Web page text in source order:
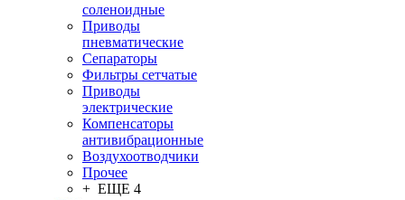
соленоидные
Приводы
пневматические
Сепараторы
Фильтры сетчатые
Приводы
электрические
Компенсаторы
антивибрационные
Воздухоотводчики
Прочее
+ ЕЩЕ 4